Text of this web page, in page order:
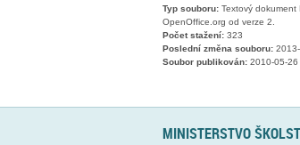
Typ souboru: Textový dokument
OpenOffice.org od verze 2.
Počet stažení: 323
Poslední změna souboru:
Soubor publikován: 2010-05-26
MINISTERSTVO